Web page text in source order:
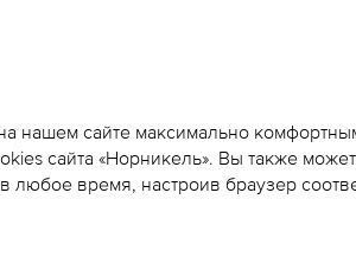
ГОК
МАССЫ
нашем сайте максимально
сайта «Норникель». Вы также
время, настроив браузер